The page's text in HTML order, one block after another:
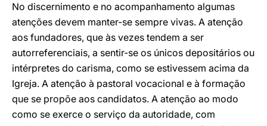
No discernimento e no acompanhamento algumas
atenções devem manter-se sempre vivas. A atenção
aos fundadores, que às vezes tendem a ser
autorreferenciais, a sentir-se os únicos depositários ou
intérpretes do carisma, como se estivessem acima da
Igreja. A atenção à pastoral vocacional e à formação
que se propõe aos candidatos. A atenção ao modo
como se exerce o serviço da autoridade, com